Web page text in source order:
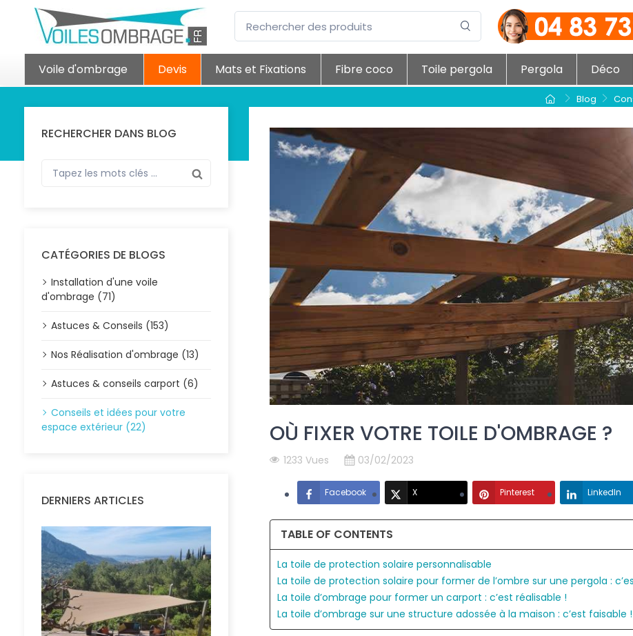
Voile d'ombrage Devis Mats et Fixations Fibre coco Toile pergola Pergola Déco
Blog
RECHERCHER DANS BLOG
CATÉGORIES DE BLOGS
Installation d'une voile
d'ombrage (71)
Astuces & Conseils (153)
Nos Réalisation d'ombrage (13)
Astuces & conseils carport (6)
Conseils et idées pour votre
espace extérieur (22)
DERNIERS ARTICLES
OÙ FIXER VOTRE TOILE D'OMBRAGE ?
1233 Vues 03/02/2023
Facebook X Pinterest LinkedIn
TABLE OF CONTENTS
La toile de protection solaire personnalisable
La toile de protection solaire pour former de l’ombre sur une pergola :
La toile d’ombrage pour former un carport : c’est réalisable !
La toile d’ombrage sur une structure adossée à la maison : c’est faisable !